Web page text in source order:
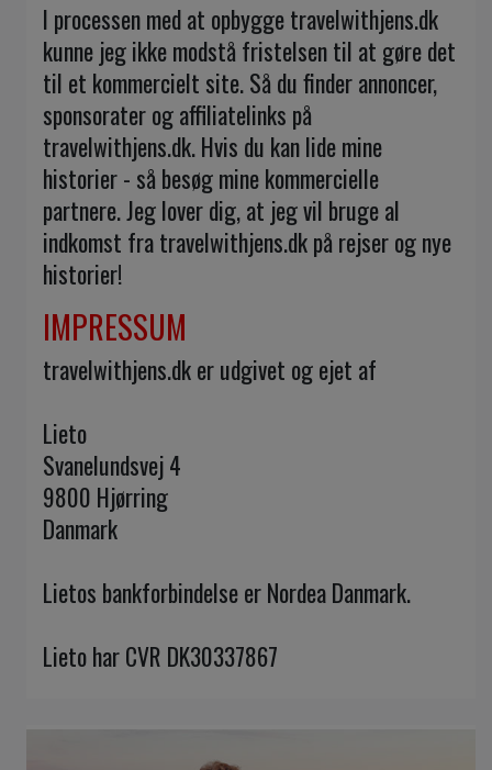
I processen med at opbygge travelwithjens.dk
kunne jeg ikke modstå fristelsen til at gøre det
til et kommercielt site. Så du finder annoncer,
sponsorater og affiliatelinks på
travelwithjens.dk. Hvis du kan lide mine
historier - så besøg mine kommercielle
partnere. Jeg lover dig, at jeg vil bruge al
indkomst fra travelwithjens.dk på rejser og nye
historier!
IMPRESSUM
travelwithjens.dk er udgivet og ejet af
Lieto
Svanelundsvej 4
9800 Hjørring
Danmark
Lietos bankforbindelse er Nordea Danmark.
Lieto har CVR DK30337867